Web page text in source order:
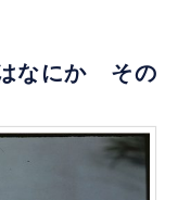
はなにか その